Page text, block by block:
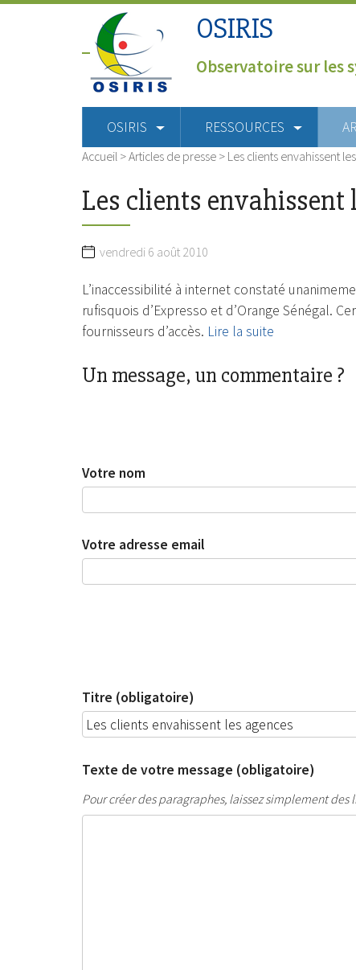
OSIRIS
Observatoire sur les
OSIRIS RESSOURCES
Accueil >Articles de presse > Les clients envahissent
Les clients envahissent
vendredi 6 août 2010
L’inaccessibilité à internet constaté
rufisquois d’Expresso et d’Orange Sénégal.
fournisseurs d’accès. Lire la suite
Un message, un commentaire ?
Votre nom
Votre adresse email
Titre (obligatoire)
Texte de votre message (obligatoire)
Pour créer des paragraphes, laissez simplement des